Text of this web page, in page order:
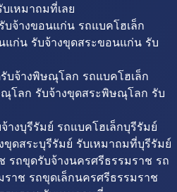
บเหมาถมที่เลย
จ้างขอนแก่น รถแบคโฮเล็ก
ก่น รับจ้างขุดสระขอนแก่น รับ
บจ้างพิษณุโลก รถแบคโฮเล็ก
โลก รับจ้างขุดสระพิษณุโลก รับ
างบุรีรัมย์ รถแบคโฮเล็กบุรีรัมย์
ขุดสระบุรีรัมย์ รับเหมาถมที่บุรีรัมย์
รถขุดรับจ้างนครศรีธรรมราช รถ
ราช รถขุดเล็กนครศรีธรรมราช